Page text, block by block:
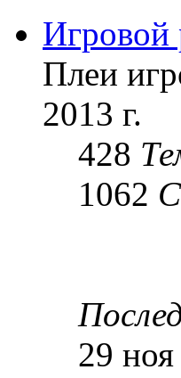
Игровой
Плеи
2013 г.
428
1062
29